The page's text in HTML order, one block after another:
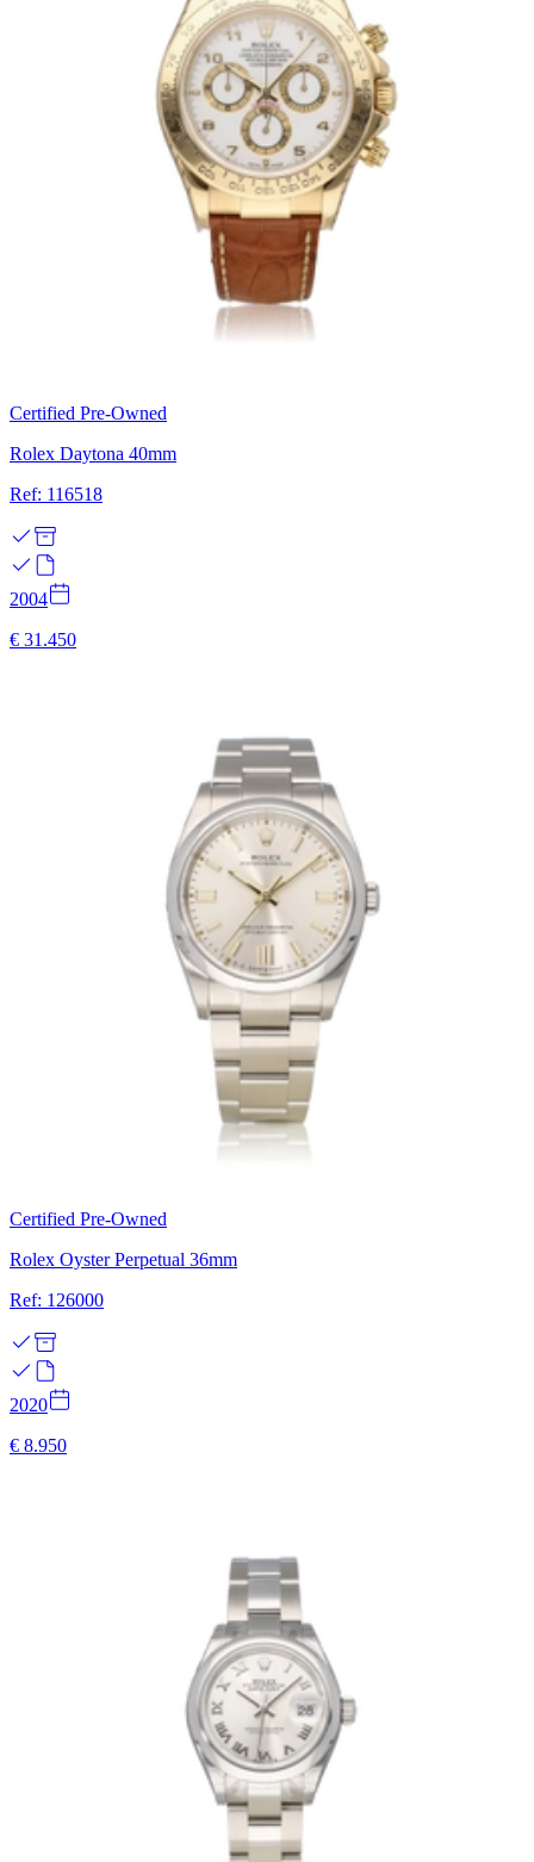
Certified Pre-Owned
Rolex Daytona 40mm
Ref: 116518
2004
€ 31.450
Certified Pre-Owned
Rolex Oyster Perpetual 36mm
Ref: 126000
2020
€ 8.950